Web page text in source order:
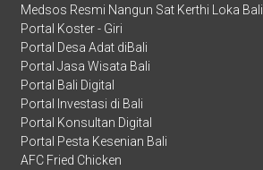
Medsos Resmi Nangun Sat Kerthi Loka Bali
Portal Koster - Giri
Portal Desa Adat diBali
Portal Jasa Wisata Bali
Portal Bali Digital
Portal Investasi di Bali
Portal Konsultan Digital
Portal Pesta Kesenian Bali
AFC Fried Chicken